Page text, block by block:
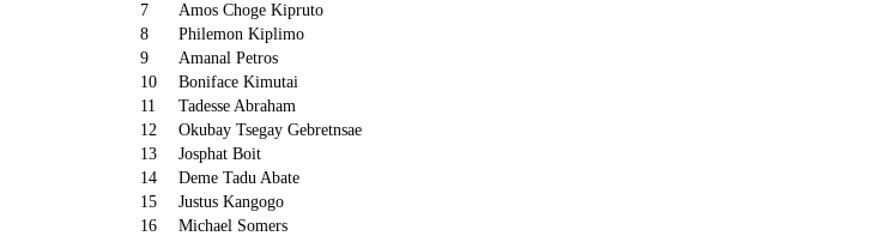
7
Amos Choge Kipruto
8
Philemon Kiplimo
9
Amanal Petros
10
Boniface Kimutai
11
Tadesse Abraham
12
Okubay Tsegay Gebretnsae
13
Josphat Boit
14
Deme Tadu Abate
15
Justus Kangogo
16
Michael Somers